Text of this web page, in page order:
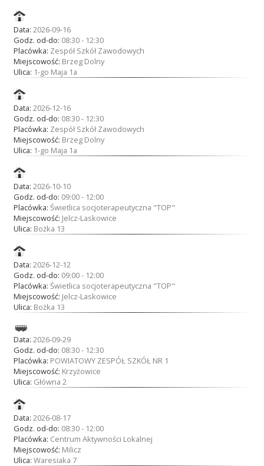
Szpitale
Szkolenia
Badania
Przetargi
Praca
Kontakt
RODO
Data: 2026-09-16
Godz. od-do: 08:30 - 12:30
Placówka: Zespół Szkół Zawodowych
Miejscowość: Brzeg Dolny
Ulica: 1-go Maja 1a
Data: 2026-12-16
Godz. od-do: 08:30 - 12:30
Placówka: Zespół Szkół Zawodowych
Miejscowość: Brzeg Dolny
Ulica: 1-go Maja 1a
Data: 2026-10-10
Godz. od-do: 09:00 - 12:00
Placówka: Świetlica socjoterapeutyczna "TOP"
Miejscowość: Jelcz-Laskowice
Ulica: Bożka 13
Data: 2026-12-12
Godz. od-do: 09:00 - 12:00
Placówka: Świetlica socjoterapeutyczna "TOP"
Miejscowość: Jelcz-Laskowice
Ulica: Bożka 13
Data: 2026-09-29
Godz. od-do: 08:30 - 12:30
Placówka: POWIATOWY ZESPÓŁ SZKÓŁ NR 1
Miejscowość: Krzyżowice
Ulica: Główna 2
Data: 2026-08-17
Godz. od-do: 08:30 - 12:00
Placówka: Centrum Aktywności Lokalnej
Miejscowość: Milicz
Ulica: Waresiaka 7